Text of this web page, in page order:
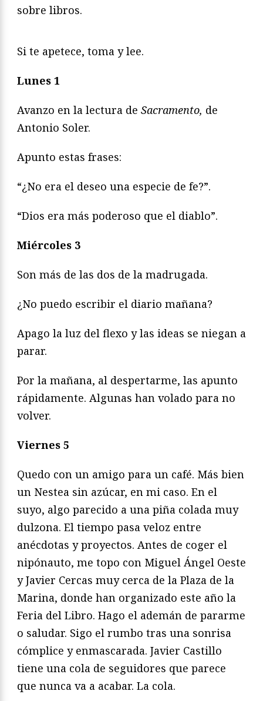
sobre libros.
Si te apetece, toma y lee.
Lunes 1
Avanzo en la lectura de Sacramento, de
Antonio Soler.
Apunto estas frases:
“¿No era el deseo una especie de fe?”.
“Dios era más poderoso que el diablo”.
Miércoles 3
Son más de las dos de la madrugada.
¿No puedo escribir el diario mañana?
Apago la luz del flexo y las ideas se niegan a
parar.
Por la mañana, al despertarme, las apunto
rápidamente. Algunas han volado para no
volver.
Viernes 5
Quedo con un amigo para un café. Más bien
un Nestea sin azúcar, en mi caso. En el
suyo, algo parecido a una piña colada muy
dulzona. El tiempo pasa veloz entre
anécdotas y proyectos. Antes de coger el
nipónauto, me topo con Miguel Ángel Oeste
y Javier Cercas muy cerca de la Plaza de la
Marina, donde han organizado este año la
Feria del Libro. Hago el ademán de pararme
o saludar. Sigo el rumbo tras una sonrisa
cómplice y enmascarada. Javier Castillo
tiene una cola de seguidores que parece
que nunca va a acabar. La cola.